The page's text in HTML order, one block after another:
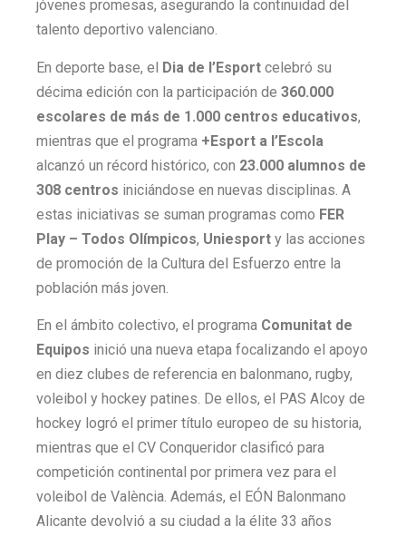
jóvenes promesas, asegurando la continuidad del
talento deportivo valenciano.
En deporte base, el Dia de l’Esport celebró su
décima edición con la participación de 360.000
escolares de más de 1.000 centros educativos,
mientras que el programa +Esport a l’Escola
alcanzó un récord histórico, con 23.000 alumnos de
308 centros iniciándose en nuevas disciplinas. A
estas iniciativas se suman programas como FER
Play – Todos Olímpicos, Uniesport y las acciones
de promoción de la Cultura del Esfuerzo entre la
población más joven.
En el ámbito colectivo, el programa Comunitat de
Equipos inició una nueva etapa focalizando el apoyo
en diez clubes de referencia en balonmano, rugby,
voleibol y hockey patines. De ellos, el PAS Alcoy de
hockey logró el primer título europeo de su historia,
mientras que el CV Conqueridor clasificó para
competición continental por primera vez para el
voleibol de València. Además, el EÓN Balonmano
Alicante devolvió a su ciudad a la élite 33 años